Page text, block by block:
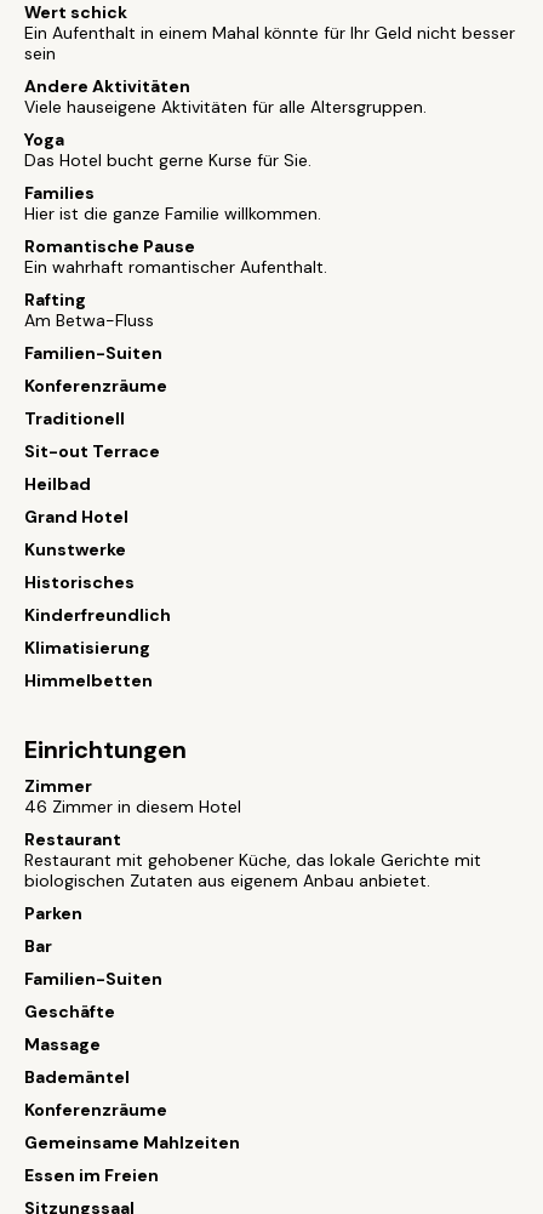
Wert schick
Ein Aufenthalt in einem Mahal könnte für Ihr Geld nicht besser
sein
Andere Aktivitäten
Viele hauseigene Aktivitäten für alle Altersgruppen.
Yoga
Das Hotel bucht gerne Kurse für Sie.
Families
Hier ist die ganze Familie willkommen.
Romantische Pause
Ein wahrhaft romantischer Aufenthalt.
Rafting
Am Betwa-Fluss
Familien-Suiten
Konferenzräume
Traditionell
Sit-out Terrace
Heilbad
Grand Hotel
Kunstwerke
Historisches
Kinderfreundlich
Klimatisierung
Himmelbetten
Einrichtungen
Zimmer
46 Zimmer in diesem Hotel
Restaurant
Restaurant mit gehobener Küche, das lokale Gerichte mit
biologischen Zutaten aus eigenem Anbau anbietet.
Parken
Bar
Familien-Suiten
Geschäfte
Massage
Bademäntel
Konferenzräume
Gemeinsame Mahlzeiten
Essen im Freien
Sitzungssaal